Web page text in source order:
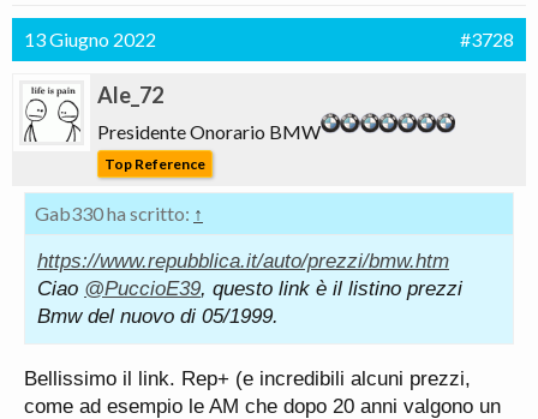
13 Giugno 2022 #3728
Ale_72
Presidente Onorario BMW
Top Reference
Gab330 ha scritto: ↑
https://www.repubblica.it/auto/prezzi/bmw.htm
Ciao @PuccioE39, questo link è il listino prezzi
Bmw del nuovo di 05/1999.
Bellissimo il link. Rep+ (e incredibili alcuni prezzi,
come ad esempio le AM che dopo 20 anni valgono un